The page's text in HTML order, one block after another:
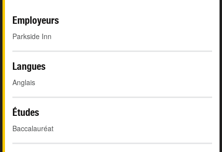
Employeurs
Parkside Inn
Langues
Anglais
Études
Baccalauréat